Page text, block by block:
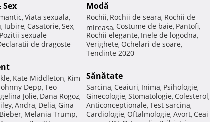
, Viata sexuala,
, Iubire, Casatorie, Sex,
Pozitii sexuale
de dragoste
, Kate Middleton, Kim
Depp, Teo
Jolie, Dana Rogoz,
, Andra, Delia, Gina
, Melania Trump,
Modă
Rochii, Rochii de seara, Rochii de
mireasa, Costume de baie, Pantofi,
Rochii elegante, Inele de logodna,
Verighete, Ochelari de soare,
Tendinte 2020
Sănătate
Sarcina, Ceaiuri, Inima, Psihologie,
Ginecologie, Stomatologie, Colesterol,
Anticonceptionale, Test sarcina,
Cardiologie, Oftalmologie, Avort, Ceai